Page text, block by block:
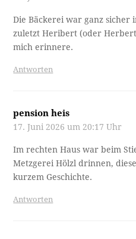
Die Bäckerei war ganz sicher
zuletzt Heribert (oder
mich erinnere.
Antworten
pension heis
17. Juni 2026 um 20:17 Uhr
Im rechten Haus war beim
Metzgerei Hölzl drinnen,
kurzem Geschichte.
Antworten